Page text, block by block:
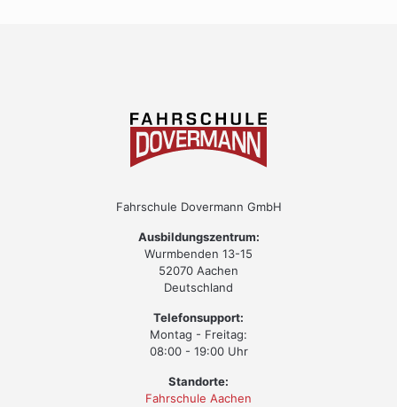
Fahrschule Dovermann GmbH
Ausbildungszentrum:
Wurmbenden 13-15
52070 Aachen
Deutschland
Telefonsupport:
Montag - Freitag:
08:00 - 19:00 Uhr
Standorte:
Fahrschule Aachen